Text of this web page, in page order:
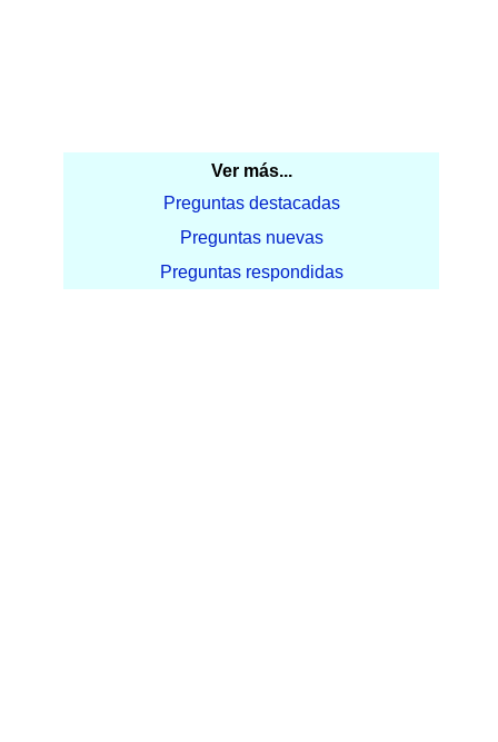
Ver más...
Preguntas destacadas
Preguntas nuevas
Preguntas respondidas